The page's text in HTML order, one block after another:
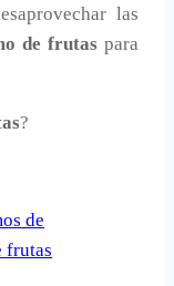
las
de frutas para
?
de
frutas